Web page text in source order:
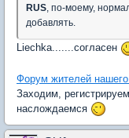
RUS, по-моему,
добавлять.
Liechka.......согласен
Форум жителей
Заходим,
наслождаемся